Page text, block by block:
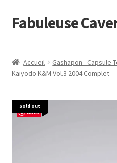
Aller
à
navigation
Aller
au
Fabuleuse
En boutique
Superflat Museum Murakami
Accueil Gashapon - Capsule
Kaiyodo K&M Vol.3 2004 Complet
Sold out
Save